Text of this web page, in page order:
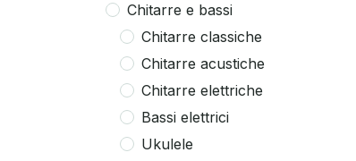
Chitarre e bassi
Chitarre classiche
Chitarre acustiche
Chitarre elettriche
Bassi elettrici
Ukulele